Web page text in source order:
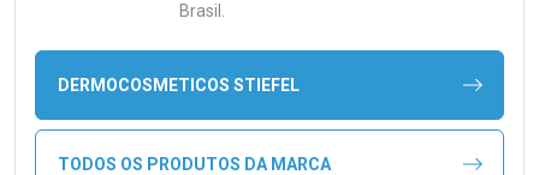
Brasil.
DERMOCOSMETICOS STIEFEL
TODOS OS PRODUTOS DA MARCA